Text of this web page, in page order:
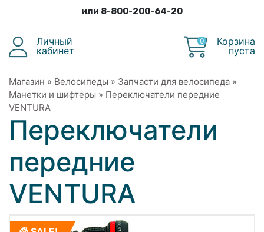
или 8-800-200-64-20
Личный
кабинет
0
Корзина
пуста
Магазин » Велосипеды » Запчасти для велосипеда »
Манетки и шифтеры » Переключатели передние
VENTURA
Переключатели
передние
VENTURA